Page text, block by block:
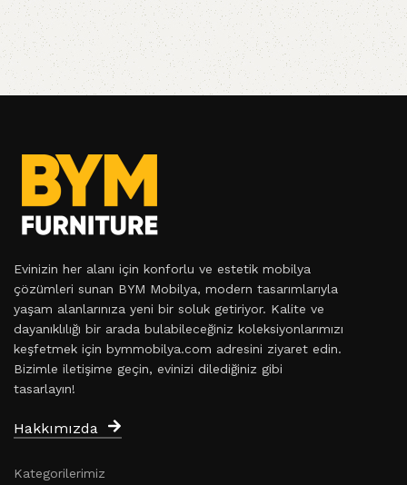
Evinizin her alanı için konforlu ve estetik mobilya
çözümleri sunan BYM Mobilya, modern tasarımlarıyla
yaşam alanlarınıza yeni bir soluk getiriyor. Kalite ve
dayanıklılığı bir arada bulabileceğiniz koleksiyonlarımızı
keşfetmek için bymmobilya.com adresini ziyaret edin.
Bizimle iletişime geçin, evinizi dilediğiniz gibi
tasarlayın!
Hakkımızda
Kategorilerimiz